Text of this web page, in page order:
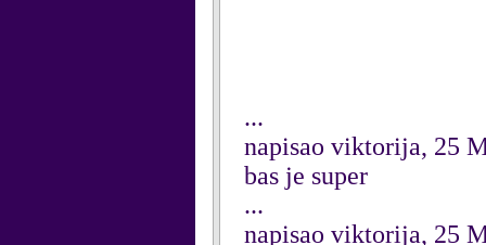
...
napisao viktorija, 25
bas je super
...
napisao viktorija, 25